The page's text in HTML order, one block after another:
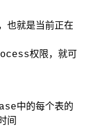
也就是当前正在
权限，就可
中的每个表的
间